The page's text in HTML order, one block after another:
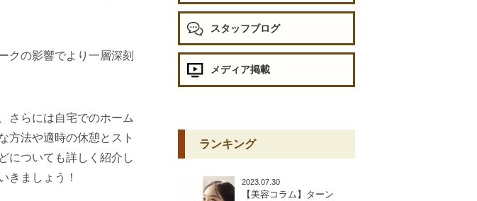
クの影響でより一層深刻
さらには自宅でのホーム
方法や適時の休憩とスト
についても詳しく紹介し
きましょう！
スタッフブログ
メディア掲載
ランキング
2023.07.30
【美容コラム】ターン